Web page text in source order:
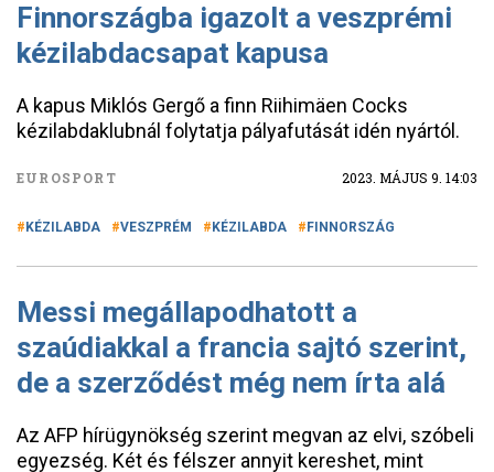
Finnországba igazolt a veszprémi
kézilabdacsapat kapusa
A kapus Miklós Gergő a finn Riihimäen Cocks
kézilabdaklubnál folytatja pályafutását idén nyártól.
EUROSPORT 2023. MÁJUS 9. 14:03
KÉZILABDA VESZPRÉM KÉZILABDA FINNORSZÁG
Messi megállapodhatott a
szaúdiakkal a francia sajtó szerint,
de a szerződést még nem írta alá
Az AFP hírügynökség szerint megvan az elvi, szóbeli
egyezség. Két és félszer annyit kereshet, mint